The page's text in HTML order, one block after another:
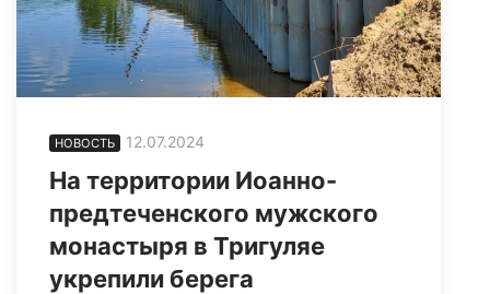
НОВОСТЬ 12.07.2024
На территории Иоанно-
предтеченского мужского
монастыря в Тригуляе
укрепили берега